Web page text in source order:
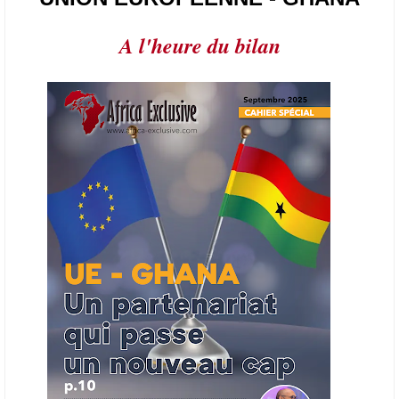
l’année.
AFRIQUE - PETROLE
en place une plateforme numérique destinée à donner la priorité aux
entreprises du continent dans les marchés du secteur énergétique.
Cet outil permettra de recenser les entreprises africaines opérant dans
la chaîne de valeur énergétique et de publier des appels d’offres
ouverts en priorité aux sociétés du continent. Le projet est en phase
finale de développement et devrait aboutir, d’ici fin 2026 ou début
2027, à un bulletin africain des appels d’offres dans le secteur de
l’énergie.
06/06/26 AFRICA FINANCE CORPORATION
Cette semaine, Africa Finance Corporation (AFC) a annoncé avoir
bouclé un prêt syndiqué de 2 milliards de dollars, la plus importante
levée de son histoire. Initialement calibrée à 1,6 milliard, l'opération a
été relevée de 400 millions face à l'afflux des souscriptions de
banques internationales. Plus du tiers des fonds proviennent
d'institutions financières asiatiques, à parts égales avec l'Europe.
L'Asie-Pacifique et l'Europe pèsent chacune 35 % du tour de table,
A l'heure du bilan